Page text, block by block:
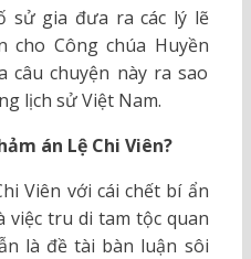
sử gia đưa ra các lý lẽ
cho Công chúa Huyền
câu chuyện này ra sao
lịch sử Việt Nam.
án Lệ Chi Viên?
Viên với cái chết bí ẩn
việc tru di tam tộc quan
là đề tài bàn luận sôi